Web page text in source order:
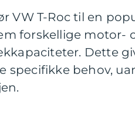
VW T-Roc til en
forskellige motor-
Dette
specifikke behov,